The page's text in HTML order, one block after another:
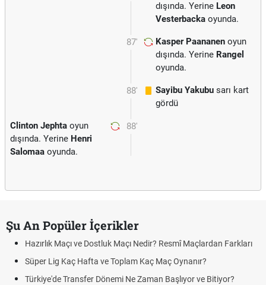
dışında. Yerine Leon
Vesterbacka oyunda.
87' Kasper Paananen oyun
dışında. Yerine Rangel
oyunda.
88' Sayibu Yakubu sarı kart
gördü
88'
Clinton Jephta oyun
dışında. Yerine Henri
Salomaa oyunda.
Şu An Popüler İçerikler
Hazırlık Maçı ve Dostluk Maçı Nedir? Resmî Maçlardan Farkları
Süper Lig Kaç Hafta ve Toplam Kaç Maç Oynanır?
Türkiye'de Transfer Dönemi Ne Zaman Başlıyor ve Bitiyor?